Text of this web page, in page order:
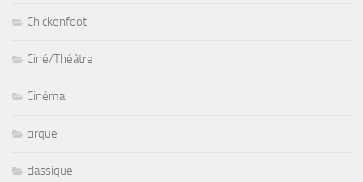
Chickenfoot
Ciné/Théâtre
Cinéma
cirque
classique